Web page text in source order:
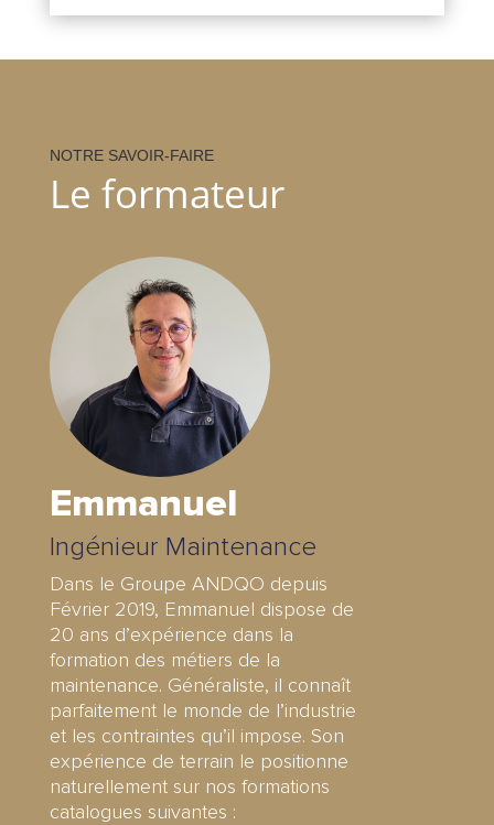
NOTRE SAVOIR-FAIRE
Le formateur
Emmanuel
Ingénieur Maintenance
Dans le Groupe ANDQO depuis
Février 2019, Emmanuel dispose de
20 ans d’expérience dans la
formation des métiers de la
maintenance. Généraliste, il connaît
parfaitement le monde de l’industrie
et les contraintes qu’il impose. Son
expérience de terrain le positionne
naturellement sur nos formations
catalogues suivantes :